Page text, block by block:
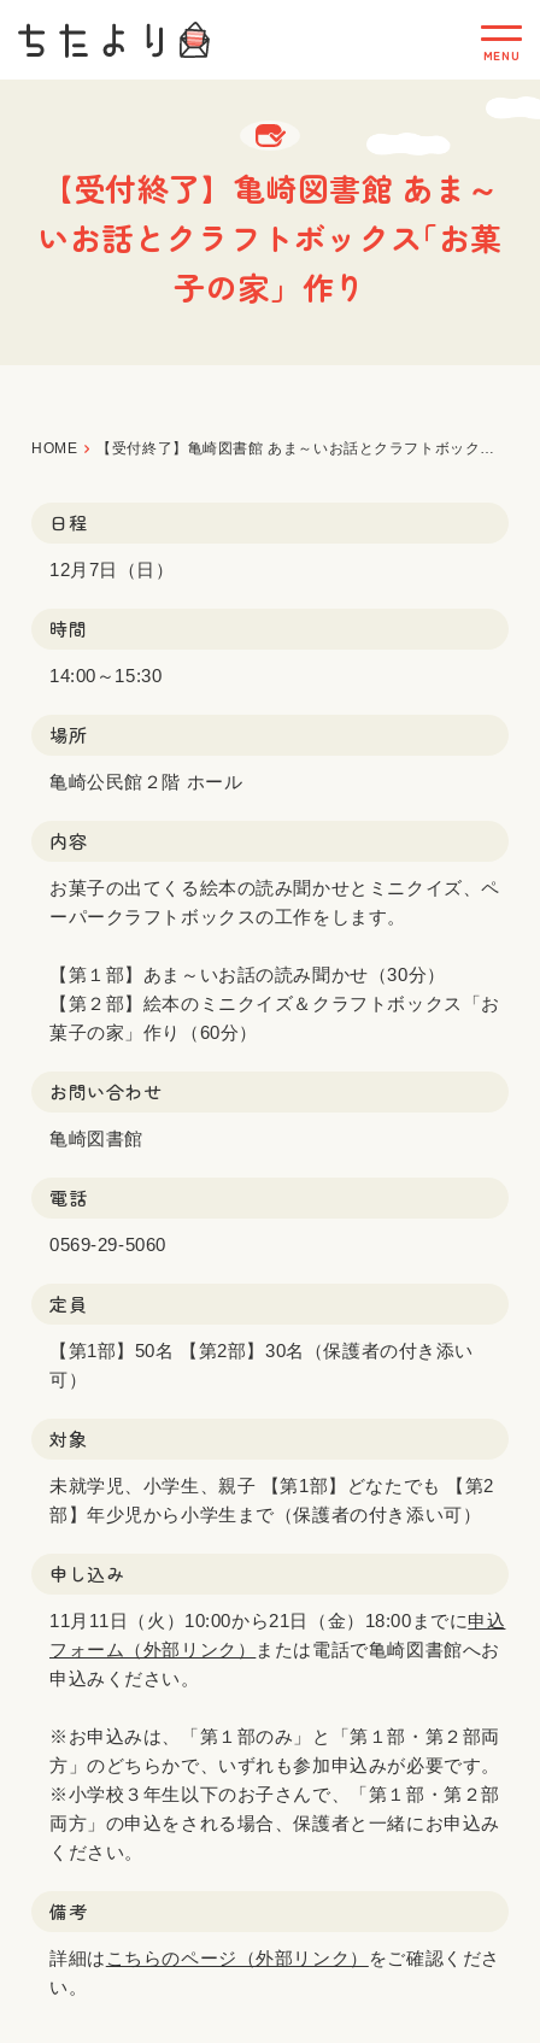
【受付終了】亀崎図書館 あま～
いお話とクラフトボックス｢お菓
子の家」作り
HOME 【受付終了】亀崎図書館 あま～いお話とクラフトボックス｢お菓子の家」作り
日程
12月7日（日）
時間
14:00～15:30
場所
亀崎公民館２階 ホール
内容
お菓子の出てくる絵本の読み聞かせとミニクイズ、ペ
ーパークラフトボックスの工作をします。
【第１部】あま～いお話の読み聞かせ（30分）
【第２部】絵本のミニクイズ＆クラフトボックス「お
菓子の家」作り（60分）
お問い合わせ
亀崎図書館
電話
0569-29-5060
定員
【第1部】50名 【第2部】30名（保護者の付き添い
可）
対象
未就学児、小学生、親子 【第1部】どなたでも 【第2
部】年少児から小学生まで（保護者の付き添い可）
申し込み
11月11日（火）10:00から21日（金）18:00までに申込
フォーム（外部リンク）
または電話で亀崎図書館へお
申込みください。
※お申込みは、「第１部のみ」と「第１部・第２部両
方」のどちらかで、いずれも参加申込みが必要です。
※小学校３年生以下のお子さんで、「第１部・第２部
両方」の申込をされる場合、保護者と一緒にお申込み
ください。
備考
詳細は こちらのページ（外部リンク）
をご確認くださ
い。